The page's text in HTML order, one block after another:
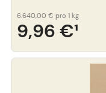
9,96 €¹
6.640,00 € pro 1 kg